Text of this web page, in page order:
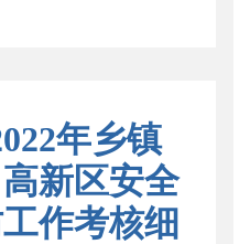
年乡镇
高新区安全
作考核细